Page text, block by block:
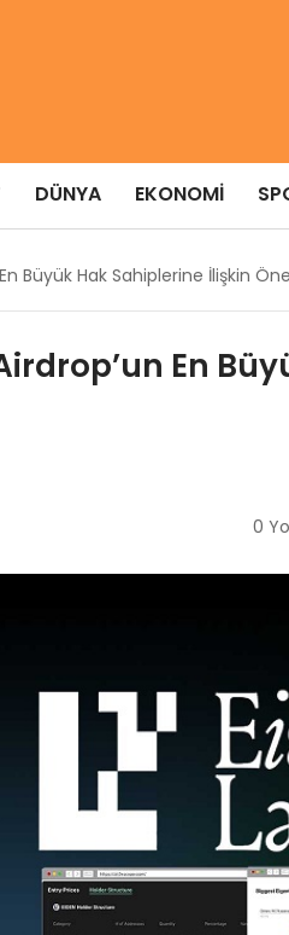
DÜNYA EKONOMI
Büyük Hak Sahiplerine İlişkin
En
0